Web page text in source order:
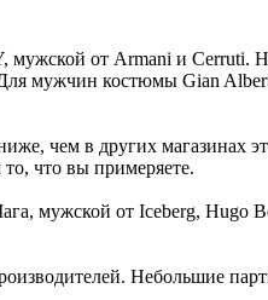
от Armani и Cerruti.
мужчин костюмы Gian
чем в других магазинах
что вы примеряете.
от Iceberg, Hugo
Небольшие